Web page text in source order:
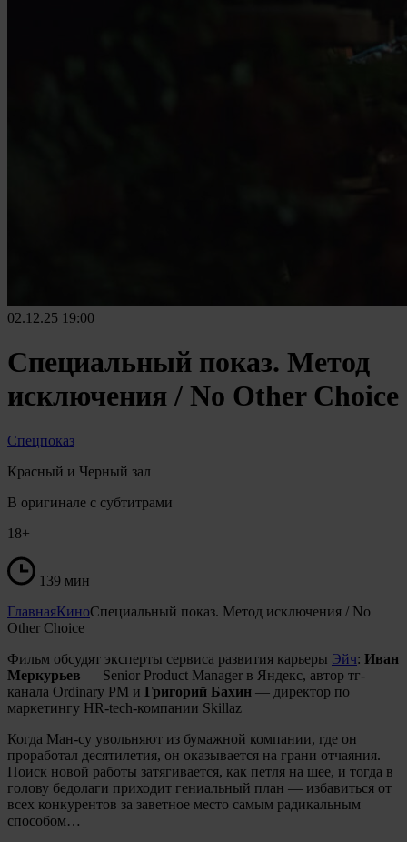
02.12.25 19:00
Специальный показ. Метод
исключения / No Other Choice
Спецпоказ
Красный и Черный зал
В оригинале с субтитрами
18+
139 мин
ГлавнаяКиноСпециальный показ. Метод исключения / No
Other Choice
Фильм обсудят эксперты сервиса развития карьеры Эйч: Иван
Меркурьев — Senior Product Manager в Яндекс, автор тг-
канала Ordinary PM и Григорий Бахин — директор по
маркетингу HR-tech-компании Skillaz
Когда Ман-су увольняют из бумажной компании, где он
проработал десятилетия, он оказывается на грани отчаяния.
Поиск новой работы затягивается, как петля на шее, и тогда в
голову бедолаги приходит гениальный план — избавиться от
всех конкурентов за заветное место самым радикальным
способом…